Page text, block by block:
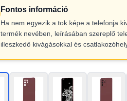
Fontos információ
Ha nem egyezik a tok képe a telefonja
termék nevében, leírásában szereplő
illeszkedő kivágásokkal és